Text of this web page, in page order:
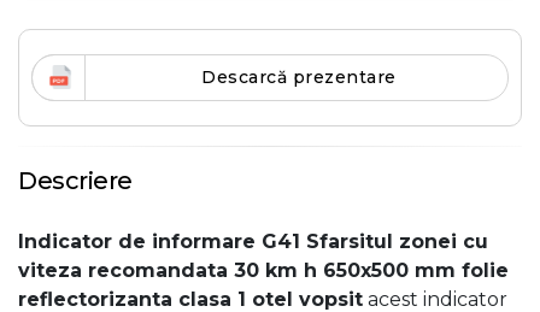
Descarcă prezentare
Descriere
Indicator de informare G41 Sfarsitul zonei cu
viteza recomandata 30 km h 650x500 mm folie
reflectorizanta clasa 1 otel vopsit acest indicator